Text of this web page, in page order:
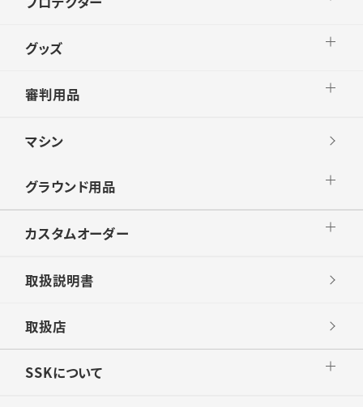
グッズ
審判用品
マシン
グラウンド用品
カスタムオーダー
取扱説明書
取扱店
SSKについて